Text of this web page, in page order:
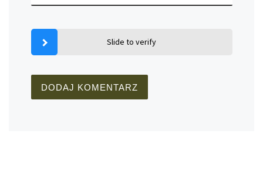
Slide to verify